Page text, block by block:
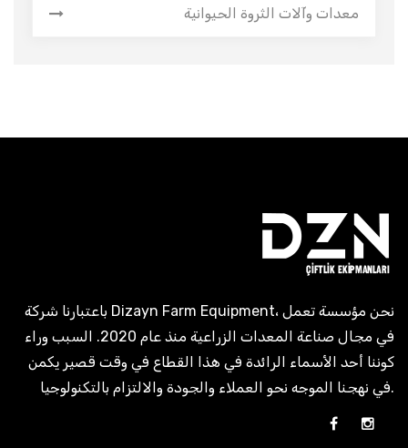
معدات وآلات الثروة الحيوانية
باعتبارنا شركة Dizayn Farm Equipment، نحن مؤسسة تعمل
في مجال صناعة المعدات الزراعية منذ عام 2020. السبب وراء
كوننا أحد الأسماء الرائدة في هذا القطاع في وقت قصير يكمن
في نهجنا الموجه نحو العملاء والجودة والالتزام بالتكنولوجيا.